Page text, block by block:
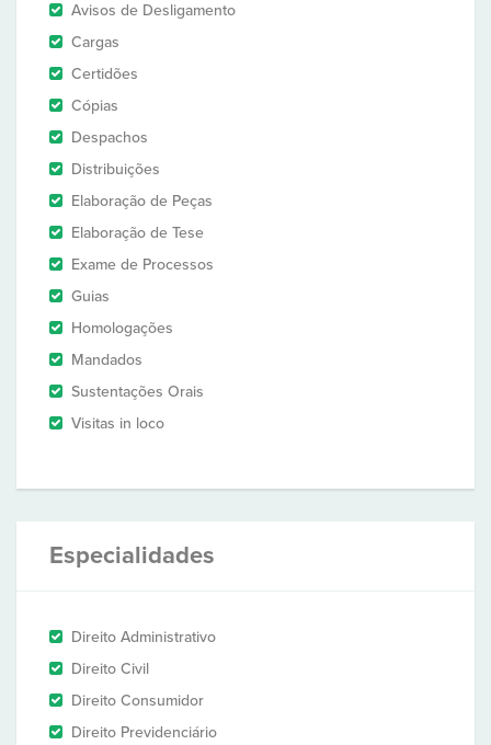
Avisos de Desligamento
Cargas
Certidões
Cópias
Despachos
Distribuições
Elaboração de Peças
Elaboração de Tese
Exame de Processos
Guias
Homologações
Mandados
Sustentações Orais
Visitas in loco
Especialidades
Direito Administrativo
Direito Civil
Direito Consumidor
Direito Previdenciário